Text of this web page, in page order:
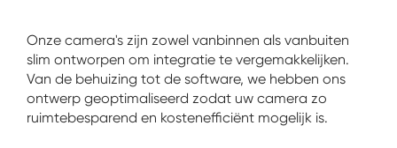
Onze camera's zijn zowel vanbinnen als vanbuiten
slim ontworpen om integratie te vergemakkelijken.
Van de behuizing tot de software, we hebben ons
ontwerp geoptimaliseerd zodat uw camera zo
ruimtebesparend en kostenefficiënt mogelijk is.